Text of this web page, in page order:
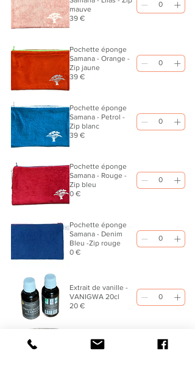
mauve
39 €
Pochette éponge
Samana - Orange -
Zip jaune
39 €
Pochette éponge
Samana - Petrol -
Zip blanc
39 €
Pochette éponge
Samana - Rouge -
Zip bleu
0 €
Pochette éponge
Samana - Denim
Bleu -Zip rouge
0 €
Extrait de vanille -
VANIGWA 20cl
20 €
Sachet 3 gousses
de vanille -